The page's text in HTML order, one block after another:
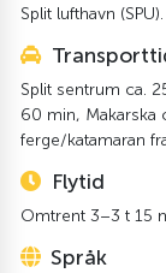
Split lufthavn (SPU).
Split sentrum ca.
60 min, Makarska
ferge/katamaran
Flytid
Omtrent 3–3 t 15
Språk